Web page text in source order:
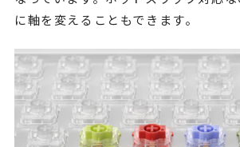
に軸を変えることもできます。